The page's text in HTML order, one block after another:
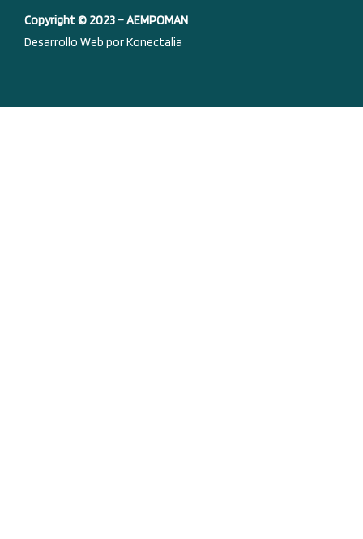
k
f
n
Copyright © 2023 – AEMPOMAN
Desarrollo Web por Konectalia